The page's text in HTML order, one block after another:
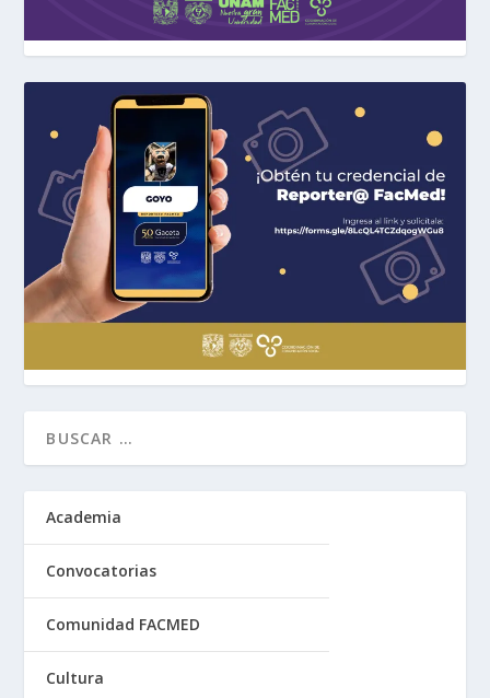
Academia
Convocatorias
Comunidad FACMED
Cultura